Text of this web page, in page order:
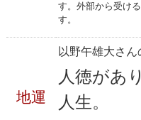
す。外部から受け
す。
地運
以野午雄大さん
人徳があ
人生。